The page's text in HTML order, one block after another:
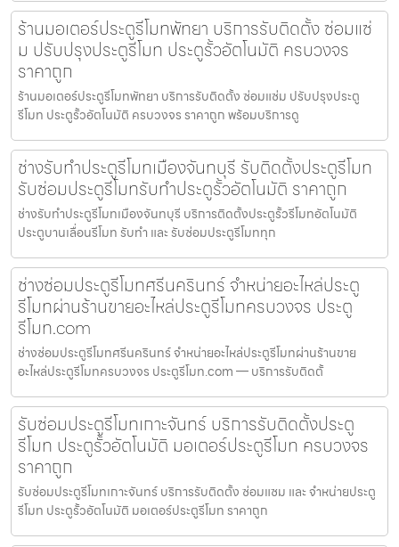
ร้านมอเตอร์ประตูรีโมทพัทยา บริการรับติดตั้ง ซ่อมแซ่
ม ปรับปรุงประตูรีโมท ประตูรั้วอัตโนมัติ ครบวงจร
ราคาถูก
ร้านมอเตอร์ประตูรีโมทพัทยา บริการรับติดตั้ง ซ่อมแซ่ม ปรับปรุงประตู
รีโมท ประตูรั้วอัตโนมัติ ครบวงจร ราคาถูก พร้อมบริการดู
ช่างรับทำประตูรีโมทเมืองจันทบุรี รับติดตั้งประตูรีโมท
รับซ่อมประตูรีโมทรับทำประตูรั้วอัตโนมัติ ราคาถูก
ช่างรับทำประตูรีโมทเมืองจันทบุรี บริการติดตั้งประตูรั้วรีโมทอัตโนมัติ
ประตูบานเลื่อนรีโมท รับทำ และ รับซ่อมประตูรีโมททุก
ช่างซ่อมประตูรีโมทศรีนครินทร์ จำหน่ายอะไหล่ประตู
รีโมทผ่านร้านขายอะไหล่ประตูรีโมทครบวงจร ประตู
รีโมท.com
ช่างซ่อมประตูรีโมทศรีนครินทร์ จำหน่ายอะไหล่ประตูรีโมทผ่านร้านขาย
อะไหล่ประตูรีโมทครบวงจร ประตูรีโมท.com — บริการรับติดตั้
รับซ่อมประตูรีโมทเกาะจันทร์ บริการรับติดตั้งประตู
รีโมท ประตูรั้วอัตโนมัติ มอเตอร์ประตูรีโมท ครบวงจร
ราคาถูก
รับซ่อมประตูรีโมทเกาะจันทร์ บริการรับติดตั้ง ซ่อมแซม และ จำหน่ายประตู
รีโมท ประตูรั้วอัตโนมัติ มอเตอร์ประตูรีโมท ราคาถูก